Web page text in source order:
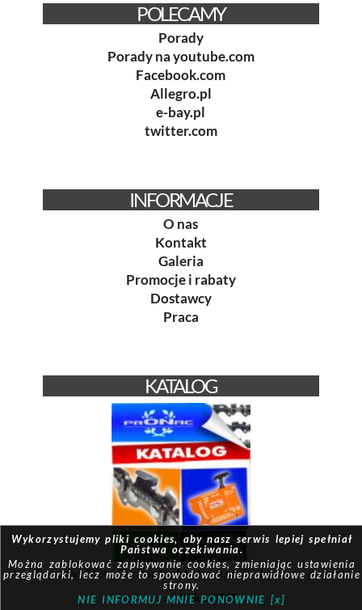
POLECAMY
Porady
Porady na youtube.com
Facebook.com
Allegro.pl
e-bay.pl
twitter.com
INFORMACJE
O nas
Kontakt
Galeria
Promocje i rabaty
Dostawcy
Praca
KATALOG
© Pronac 2026 | Created by:Modus-it.pl| System pracuje w
oparciu oModus QBIZ
Wykorzystujemy pliki cookies, aby nasz serwis lepiej spełniał
Państwa oczekiwania.
Można zablokować zapisywanie cookies, zmieniając ustawienia
przeglądarki, lecz może to spowodować nieprawidłowe działanie
strony.
NIE INFORMUJ MNIE PONOWNIE [x]